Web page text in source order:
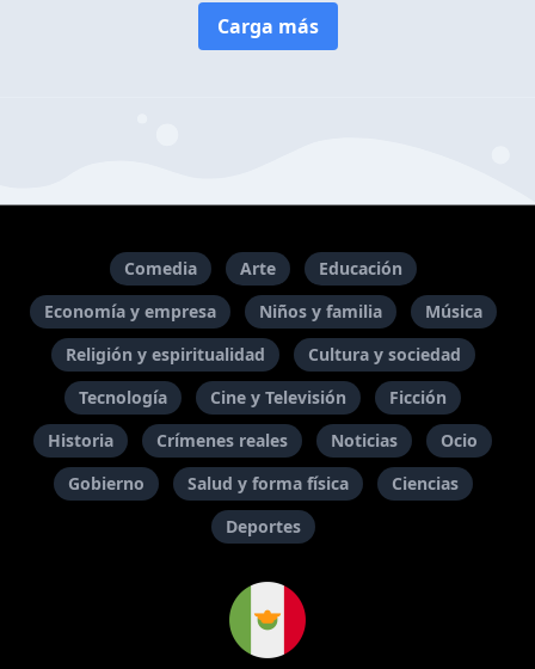
Carga más
Comedia Arte
Educación
Economía y empresa
Niños y familia
Música
Religión y espiritualidad
Cultura y sociedad
Tecnología
Cine y Televisión
Ficción
Historia
Crímenes reales Noticias
Ocio
Gobierno
Salud y forma física
Ciencias
Deportes